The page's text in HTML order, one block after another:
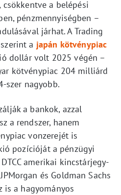
a belépési
pénzmennyiségben –
járhat. A Trading
a japán kötvénypiac
dollár volt 2025 végén –
kötvénypiac 204 milliárd
szer nagyobb.
a bankok, azzal
a rendszer, hanem
vonzerejét is
pozícióját a pénzügyi
amerikai kincstárjegy-
és Goldman Sachs
is a hagyományos